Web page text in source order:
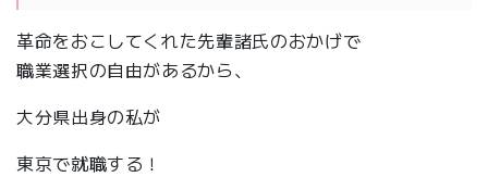
革命をおこしてくれた先輩諸氏のおかげで
職業選択の自由があるから、
大分県出身の私が
東京で就職する！